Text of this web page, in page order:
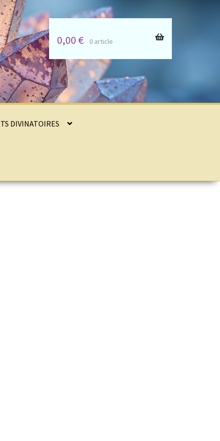
DIVINATOIRES
0,00 € 0 article